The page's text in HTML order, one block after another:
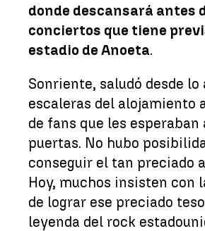
donde descansará antes
conciertos que tiene
estadio de Anoeta.
Sonriente, saludó desde lo
escaleras del alojamiento
de fans que les esperaban
puertas. No hubo
conseguir el tan preciado
Hoy, muchos insisten con
de lograr ese preciado
leyenda del rock